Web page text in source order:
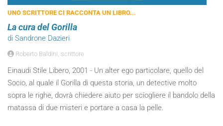
UNO SCRITTORE CI RACCONTA UN LIBRO...
La cura del Gorilla
di Sandrone Dazieri
Roberto Baldini, scrittore
Einaudi Stile Libero, 2001 - Un alter ego particolare, quello del
Socio, al quale il Gorilla di questa storia, un detective molto
sopra le righe, dovrà chiedere aiuto per sciogliere il bandolo della
matassa di due misteri e portare a casa la pelle.